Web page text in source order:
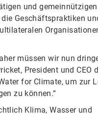
und gemeinnützigen
Geschäftspraktiken
müssen wir nun
President und CEO
for Climate, um zur
zu können.“
Klima, Wasser und